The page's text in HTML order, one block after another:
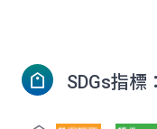
SDGs指標：